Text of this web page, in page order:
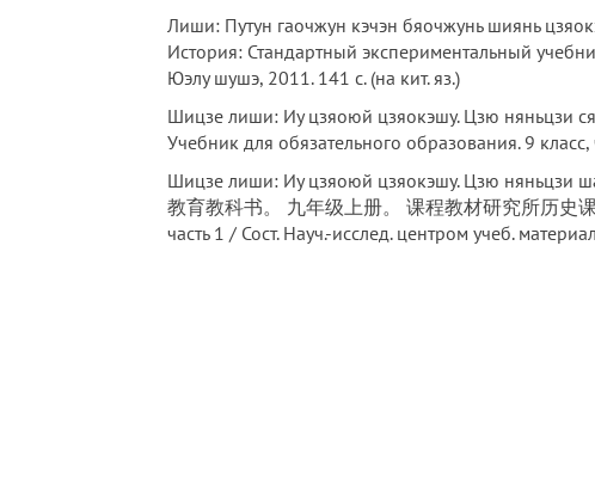
Лиши: Путун гаочжун кэчэн бяочжунь шиянь
История: Стандартный экспериментальный
Юэлу шушэ, 2011. 141 с. (на кит. яз.)
Шицзе лиши: Иу цзяоюй цзяокэшу. Цзю няньцзи
Учебник для обязательного образования. 9
Шицзе лиши: Иу цзяоюй цзяокэшу. Цзю няньцзи
教育教科书。 九年级上册。 课程教材研究所历史课
часть 1 / Сост. Науч.-исслед. центром учеб.